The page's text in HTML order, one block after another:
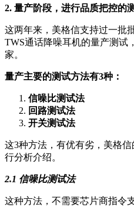
2. 量产阶段，进行品质把控的
这两年来，美格信支持过一批
TWS通话降噪耳机的量产测试
家。
量产主要的测试方法有3种：
信噪比测试法
回路测试法
开关测试法
这3种方法，有优有劣，美格
行分析介绍。
2.1 信噪比测试法
这种方法，不需要芯片商指令